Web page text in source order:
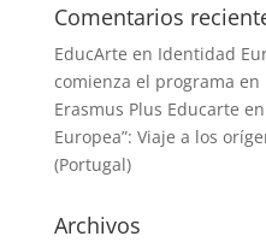
Comentarios
EducArte en Identidad
comienza el programa en
Erasmus Plus Educarte en
Europea”: Viaje a los
(Portugal)
Archivos